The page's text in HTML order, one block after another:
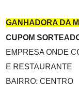
GANHADORA DA
CUPOM
EMPRESA ONDE
E RESTAURANTE
BAIRRO: CENTRO